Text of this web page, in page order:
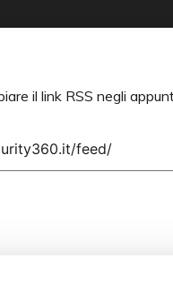
il link RSS negli